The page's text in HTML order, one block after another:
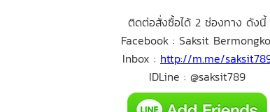
ติดต่อสั่งซื้อได้ 2 ช่องทาง ดังนี้
Facebook : Saksit
Inbox : http://m.me/
IDLine : @saksit789